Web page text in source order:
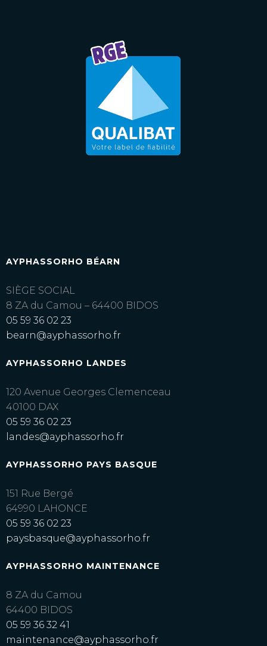
AYPHASSORHO BÉARN
SIÈGE SOCIAL
8 ZA du Camou – 64400 BIDOS
05 59 36 02 23
bearn@ayphassorho.fr
AYPHASSORHO LANDES
120 Avenue Georges Clemenceau
40100 DAX
05 59 36 02 23
landes@ayphassorho.fr
AYPHASSORHO PAYS BASQUE
151 Rue Bergé
64990 LAHONCE
05 59 36 02 23
paysbasque@ayphassorho.fr
AYPHASSORHO MAINTENANCE
8 ZA du Camou
64400 BIDOS
05 59 36 32 41
maintenance@ayphassorho.fr